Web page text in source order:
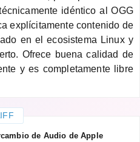
idéntico al OGG
explícitamente contenido de
en el ecosistema Linux y
Ofrece buena calidad de
y es completamente libre
de Audio de Apple